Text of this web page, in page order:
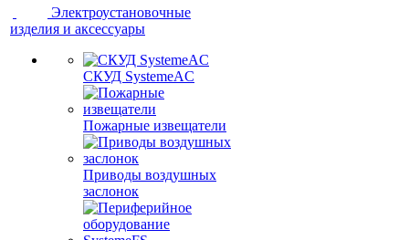
Электроустановочные
изделия и аксессуары
СКУД SystemeAC
Пожарные извещатели
Приводы воздушных
заслонок